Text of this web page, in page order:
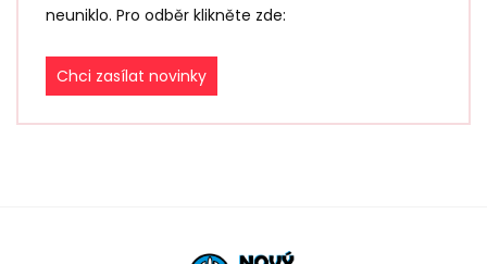
neuniklo. Pro odběr klikněte zde:
Chci zasílat novinky